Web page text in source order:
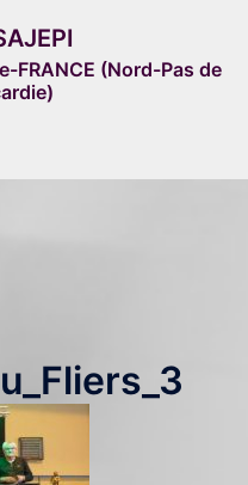
FRANCE (Nord-Pas de